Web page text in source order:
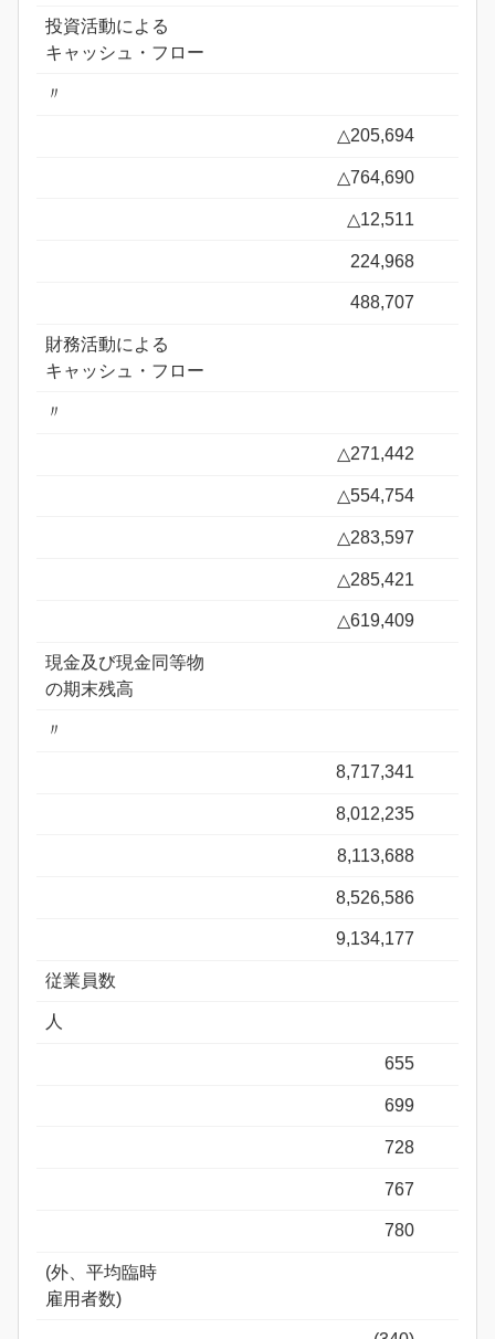
投資活動による
キャッシュ・フロー
〃
△205,694
△764,690
△12,511
224,968
488,707
財務活動による
キャッシュ・フロー
〃
△271,442
△554,754
△283,597
△285,421
△619,409
現金及び現金同等物
の期末残高
〃
8,717,341
8,012,235
8,113,688
8,526,586
9,134,177
従業員数
人
655
699
728
767
780
(外、平均臨時
雇用者数)